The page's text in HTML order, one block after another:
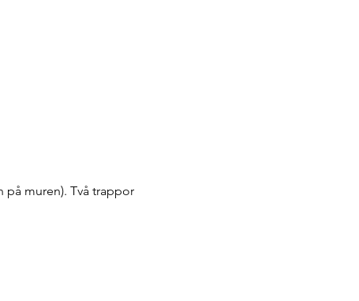
på muren). Två trappor